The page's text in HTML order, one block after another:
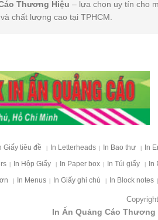
Thương Hiệu – lựa chọn uy tín cho
chất lượng cao tại TPHCM.
Giấy tiêu đề In Letterheads In Bao thư In
In Hộp Giấy In Paper box In Túi giấy In
In Menus In Giấy ghi chú In Block notes
In Ấn Quảng Cáo Thương